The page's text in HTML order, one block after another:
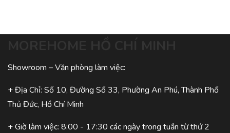
Showroom – Văn phòng làm việc:
+ Địa Chỉ: Số 10, Đường Số 33, Phường An Phú, Thành Phố
Thủ Đức, Hồ Chí Minh
+ Giờ làm việc: 8:00 - 17:30 các ngày trong tuần từ thứ 2